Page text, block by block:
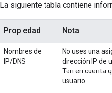
La siguiente tabla contiene
Propiedad Nota
Nombres de
IP/DNS
No uses una
dirección IP de
Ten en cuenta
usuario.